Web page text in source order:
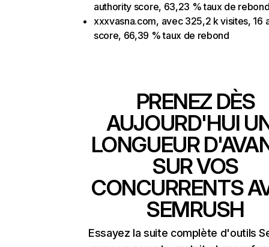
authority score, 63,23 % taux de
xxxvasna.com, avec 325,2 k visites, 16
score, 66,39 % taux de rebond
PRENEZ DÈS
AUJOURD'HUI
LONGUEUR
SUR VOS
CONCURRENTS
SEMRUSH
Essayez la suite complète d'outils